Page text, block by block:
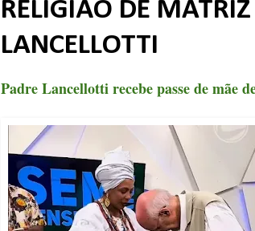
RELIGIÃO DE
LANCELLOTTI
Padre Lancellotti recebe passe de mãe